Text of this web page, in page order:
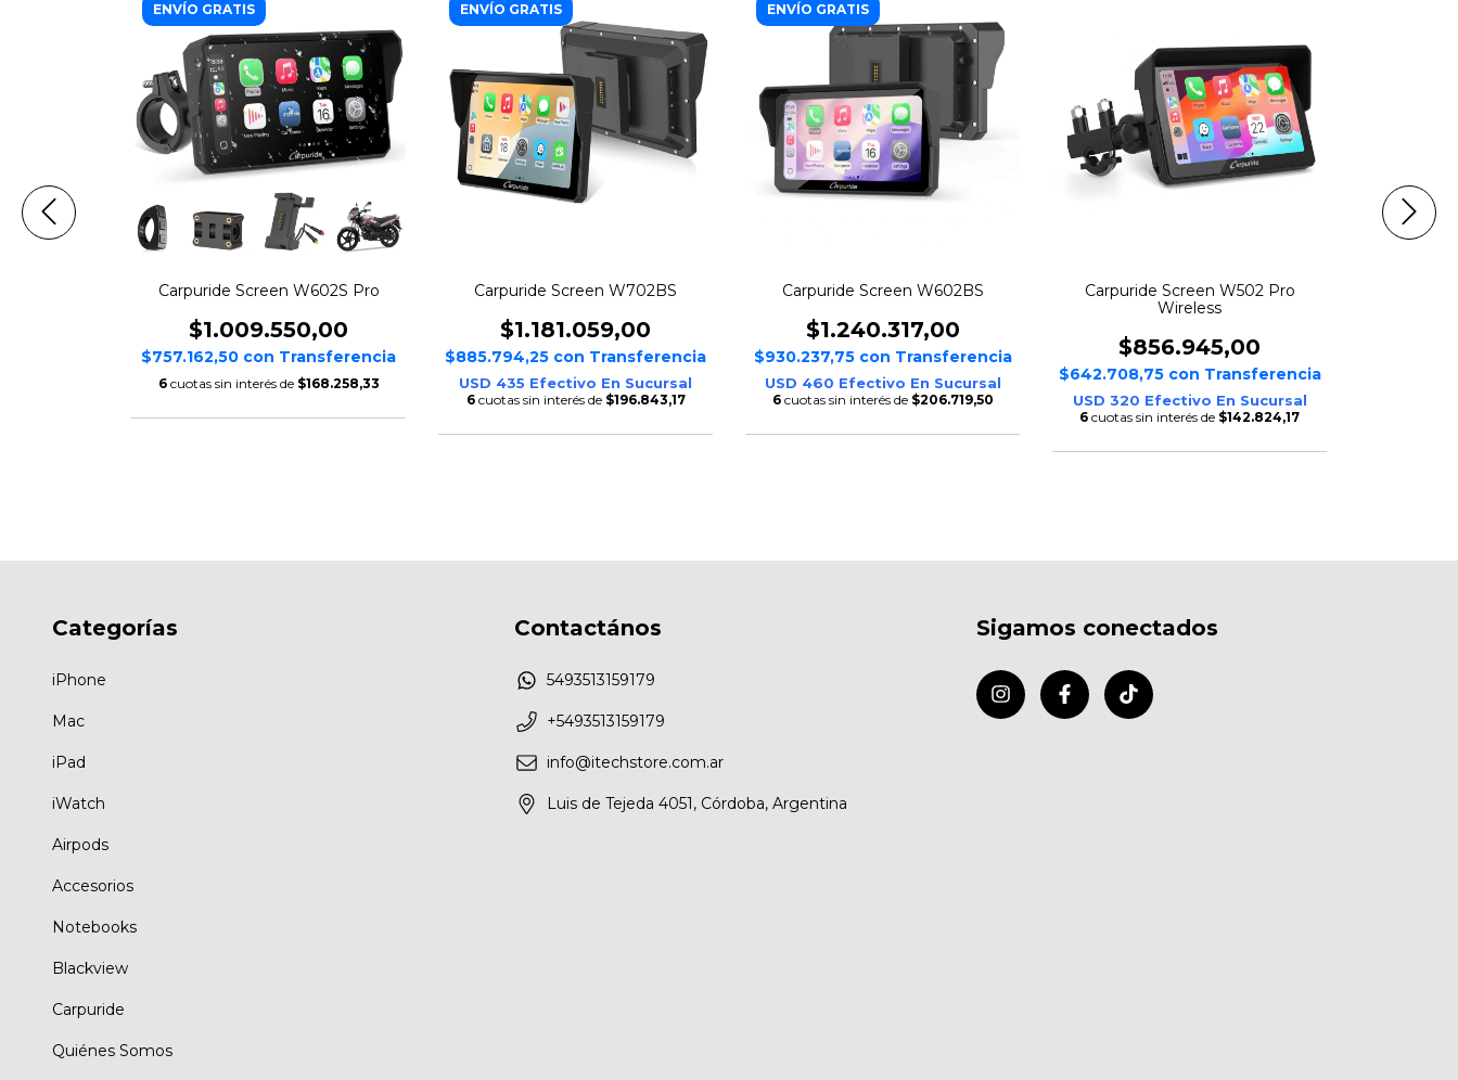
ENVÍO GRATIS
Carpuride Screen W602S Pro
$1.009.550,00
$757.162,50 con Transferencia
6 cuotas sin interés de $168.258,33
ENVÍO GRATIS
Carpuride Screen W702BS
$1.181.059,00
$885.794,25 con Transferencia
USD 435 Efectivo En Sucursal
6 cuotas sin interés de $196.843,17
ENVÍO GRATIS
Carpuride Screen W602BS
$1.240.317,00
$930.237,75 con Transferencia
USD 460 Efectivo En Sucursal
6 cuotas sin interés de $206.719,50
Carpuride Screen W502 Pro
Wireless
$856.945,00
$642.708,75 con Transferencia
USD 320 Efectivo En Sucursal
6 cuotas sin interés de $142.824,17
Categorías
iPhone
Mac
iPad
iWatch
Airpods
Accesorios
Notebooks
Blackview
Carpuride
Quiénes Somos
Contactános
5493513159179
+5493513159179
info@itechstore.com.ar
Luis de Tejeda 4051, Córdoba, Argentina
Sigamos conectados